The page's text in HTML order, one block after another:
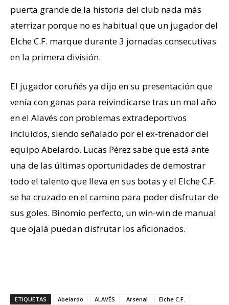
puerta grande de la historia del club nada más
aterrizar porque no es habitual que un jugador del
Elche C.F. marque durante 3 jornadas consecutivas
en la primera división.
El jugador coruñés ya dijo en su presentación que
venía con ganas para reivindicarse tras un mal año
en el Alavés con problemas extradeportivos
incluidos, siendo señalado por el ex-trenador del
equipo Abelardo. Lucas Pérez sabe que está ante
una de las últimas oportunidades de demostrar
todo el talento que lleva en sus botas y el Elche C.F.
se ha cruzado en el camino para poder disfrutar de
sus goles. Binomio perfecto, un win-win de manual
que ojalá puedan disfrutar los aficionados.
ETIQUETAS Abelardo ALAVÉS Arsenal
Elche C.F.